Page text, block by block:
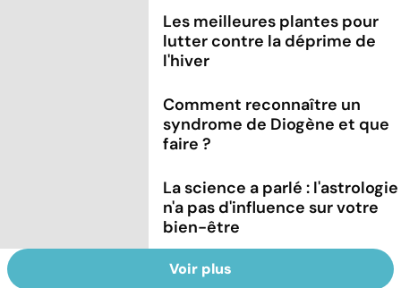
Les meilleures plantes pour
lutter contre la déprime de
l'hiver
Comment reconnaître un
syndrome de Diogène et que
faire ?
La science a parlé : l'astrologie
n'a pas d'influence sur votre
bien-être
Voir plus